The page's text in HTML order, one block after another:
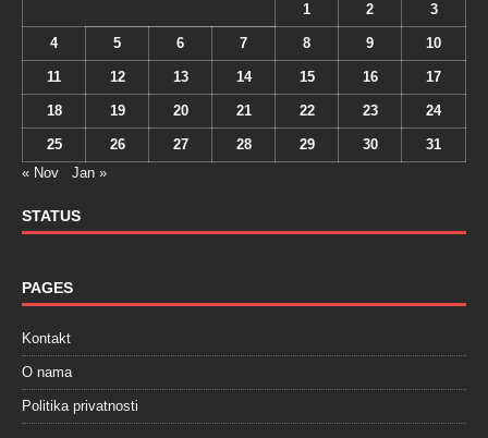
1 2 3
4 5 6 7 8 9 10
11 12 13 14 15 16 17
18 19 20 21 22 23 24
25 26 27 28 29 30
31
« Nov
Jan »
STATUS
PAGES
Kontakt
O nama
Politika privatnosti